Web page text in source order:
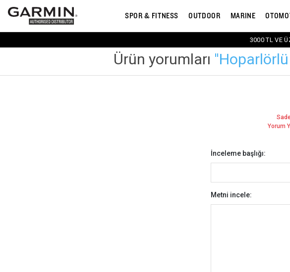
SPOR & FITNESS OUTDOOR MARINE
3000 TL VE
Ürün yorumları
Yorum
İnceleme başlığı:
Metni incele: